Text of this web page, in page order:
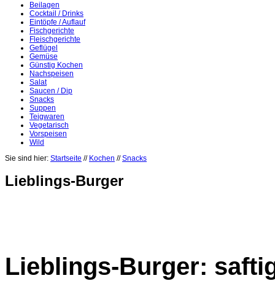
Beilagen
Cocktail / Drinks
Eintöpfe / Auflauf
Fischgerichte
Fleischgerichte
Geflügel
Gemüse
Günstig Kochen
Nachspeisen
Salat
Saucen / Dip
Snacks
Suppen
Teigwaren
Vegetarisch
Vorspeisen
Wild
Sie sind hier: Startseite // Kochen //Snacks
Lieblings-Burger
Lieblings-Burger: